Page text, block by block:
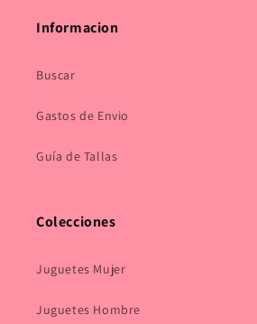
Informacion
Buscar
Gastos de Envio
Guía de Tallas
Colecciones
Juguetes Mujer
Juguetes Hombre